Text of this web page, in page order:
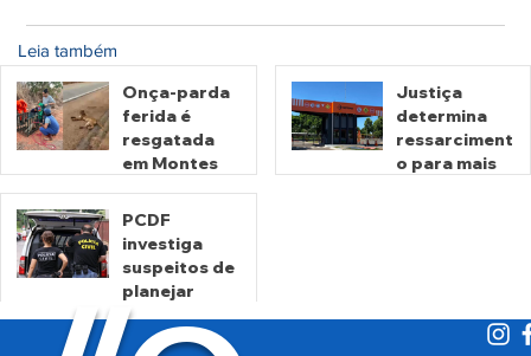
Leia também
Onça-parda
ferida é
resgatada
em Montes
Goiás
há 1 dia
Justiça
determina
ressarciment
o para mais
PCDF
investiga
suspeitos de
planejar
atentados no
período